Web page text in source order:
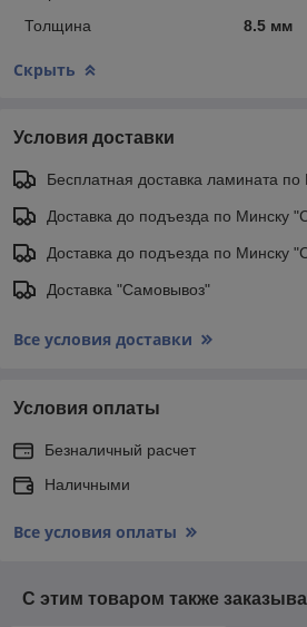
Толщина
8.5 мм
Скрыть
Условия доставки
Бесплатная доставка ламината по
Доставка до подъезда по Минску
Доставка до подъезда по Минску
Доставка "Самовывоз"
Все условия доставки
Условия оплаты
Безналичный расчет
Наличными
Все условия оплаты
С этим товаром также